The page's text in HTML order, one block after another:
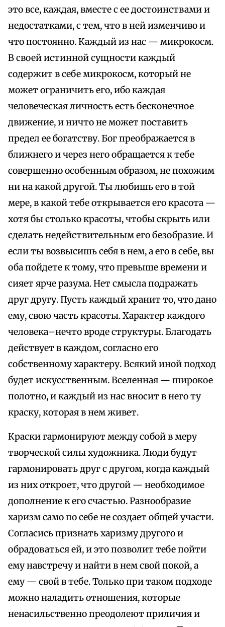
это все, каждая, вместе с ее достоинствами и
недостатками, с тем, что в ней изменчиво и
что постоянно. Каждый из нас — микрокосм.
В своей истинной сущности каждый
содержит в себе микрокосм, который не
может ограничить его, ибо каждая
человеческая личность есть бесконечное
движение, и ничто не может поставить
предел ее богатству. Бог преображается в
ближнего и через него обращается к тебе
совершенно особенным образом, не похожим
ни на какой другой. Ты любишь его в той
мере, в какой тебе открывается его красота —
хотя бы столько красоты, чтобы скрыть или
сделать недействительным его безобразие. И
если ты возвысишь себя в нем, а его в себе, вы
оба пойдете к тому, что превыше времени и
сияет ярче разума. Нет смысла подражать
друг другу. Пусть каждый хранит то, что дано
ему, свою часть красоты. Характер каждого
человека–нечто вроде структуры. Благодать
действует в каждом, согласно его
собственному характеру. Всякий иной подход
будет искусственным. Вселенная — широкое
полотно, и каждый из нас вносит в него ту
краску, которая в нем живет.
Краски гармонируют между собой в меру
творческой силы художника. Люди будут
гармонировать друг с другом, когда каждый
из них откроет, что другой — необходимое
дополнение к его счастью. Разнообразие
харизм само по себе не создает общей участи.
Согласись признать харизму другого и
обрадоваться ей, и это позволит тебе пойти
ему навстречу и найти в нем свой покой, а
ему — свой в тебе. Только при таком подходе
можно наладить отношения, которые
ненасильственно преодолеют приличия и